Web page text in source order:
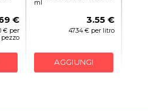
€
€ per
pezzo
ml
3.55 €
47.34 € per litro
AGGIUNGI